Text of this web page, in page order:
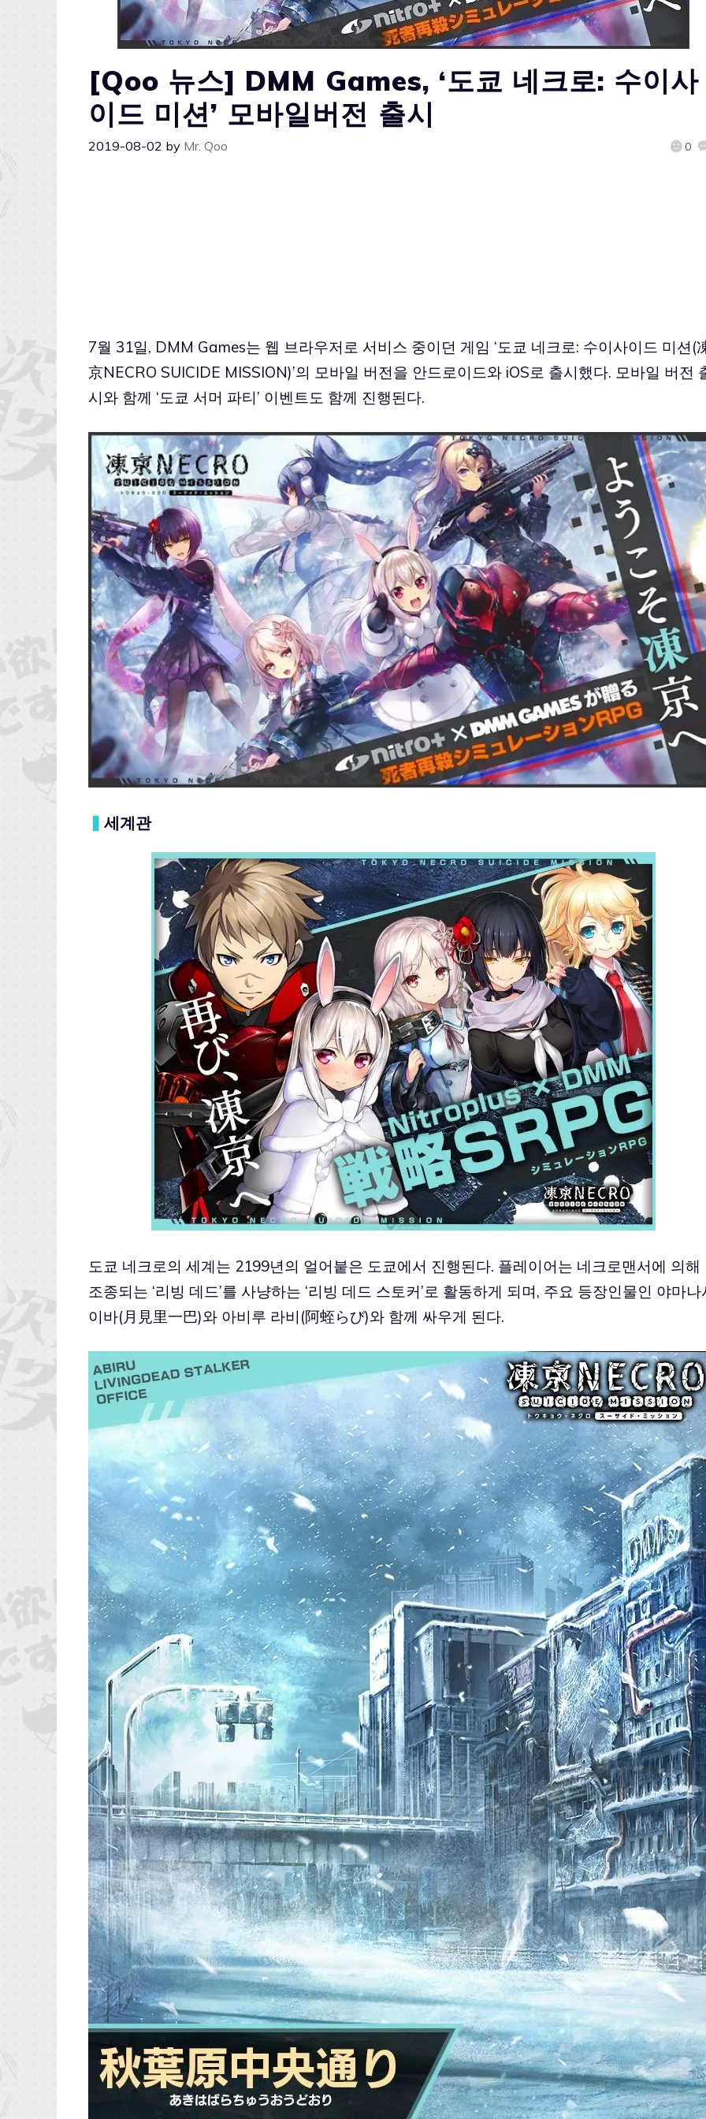
[Qoo 뉴스] DMM Games, ‘도쿄 네크로: 수이사
이드 미션’ 모바일버전 출시
2019-08-02 by Mr. Qoo 0
7월 31일, DMM Games는 웹 브라우저로 서비스 중이던 게임 ‘도쿄 네크로: 수이사이드 미션(
京NECRO SUICIDE MISSION)’의 모바일 버전을 안드로이드와 iOS로 출시했다. 모바일 버전
시와 함께 ‘도쿄 서머 파티’ 이벤트도 함께 진행된다.
세계관
도쿄 네크로의 세계는 2199년의 얼어붙은 도쿄에서 진행된다. 플레이어는 네크로맨서에 의해
조종되는 ‘리빙 데드’를 사냥하는 ‘리빙 데드 스토커’로 활동하게 되며, 주요 등장인물인 야마나
이바(月見里一巴)와 아비루 라비(阿蛭らび)와 함께 싸우게 된다.